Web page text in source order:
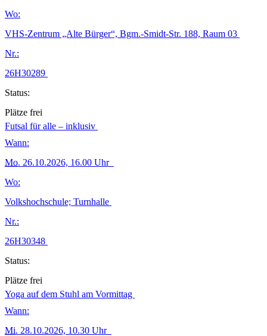
Wo:
VHS-Zentrum „Alte Bürger“, Bgm.-Smidt-Str. 188, Raum 03
Nr.:
26H30289
Status:
Plätze frei
Futsal für alle – inklusiv
Wann:
Mo. 26.10.2026, 16.00 Uhr
Wo:
Volkshochschule; Turnhalle
Nr.:
26H30348
Status:
Plätze frei
Yoga auf dem Stuhl am Vormittag
Wann:
Mi. 28.10.2026, 10.30 Uhr